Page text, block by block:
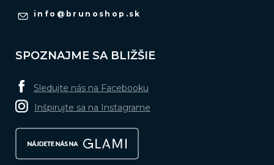
info @ brunoshop.sk
SPOZNAJME SA BLIŽŠIE
Sledujte nás na Facebooku
Inšpirujte sa na Instagrame